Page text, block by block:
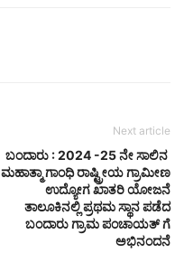
Next article
ಬಂದಾರು : 2024 -25 ನೇ ಸಾಲಿನ
ಮಹಾತ್ಮಾ ಗಾಂಧಿ ರಾಷ್ಟ್ರೀಯ ಗ್ರಾಮೀಣ
ಉದ್ಯೋಗ ಖಾತರಿ ಯೋಜನೆ
ತಾಲೂಕಿನಲ್ಲಿ ಪ್ರಥಮ ಸ್ಥಾನ ಪಡೆದ
ಬಂದಾರು ಗ್ರಾಮ ಪಂಚಾಯತ್ ಗೆ
ಅಭಿನಂದನೆ